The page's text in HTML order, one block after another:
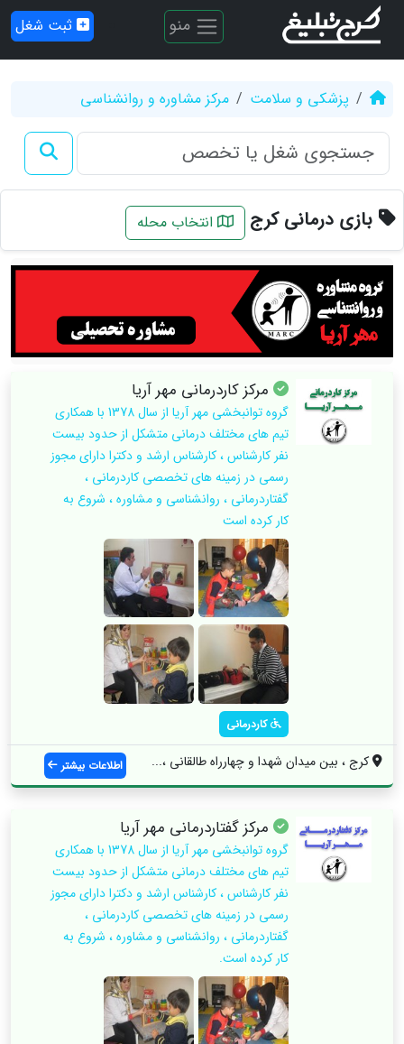
منو ثبت شغل
پزشکی و سلامت مرکز مشاوره و روانشناسی
بازی درمانی کرج انتخاب محله
مرکز کاردرمانی مهر آریا
گروه توانبخشی مهر آریا از سال 1378 با همکاری
تیم های مختلف درمانی متشکل از حدود بیست
نفر کارشناس ، کارشناس ارشد و دکترا دارای مجوز
رسمی در زمینه های تخصصی کاردرمانی ،
گفتاردرمانی ، روانشناسی و مشاوره ، شروع به
کار کرده است
کاردرمانی
کرج ، بین میدان شهدا و چهارراه طالقانی ،... اطلاعات بیشتر
مرکز گفتاردرمانی مهر آریا
گروه توانبخشی مهر آریا از سال 1378 با همکاری
تیم های مختلف درمانی متشکل از حدود بیست
نفر کارشناس ، کارشناس ارشد و دکترا دارای مجوز
رسمی در زمینه های تخصصی کاردرمانی ،
گفتاردرمانی ، روانشناسی و مشاوره ، شروع به
کار کرده است.